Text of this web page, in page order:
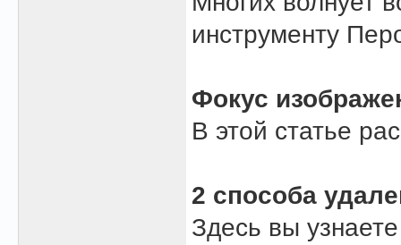
инструменту
Фокус
В этой статье
2 способа
Здесь вы